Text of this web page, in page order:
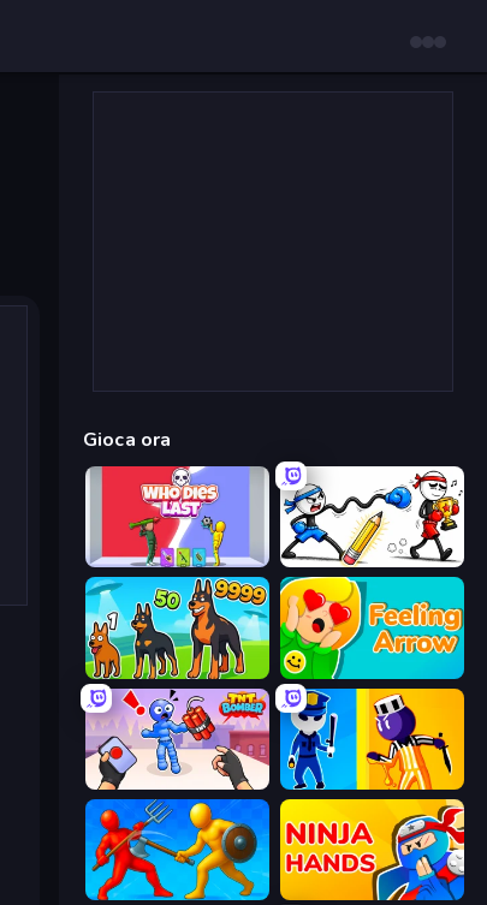
Gioca ora
Who Dies Last? Doodle Smash
Dogs vs Aliens Feeling Arrow
TNT Bomber
Epic Sword Battle! Fight in Arena Ninja Hands